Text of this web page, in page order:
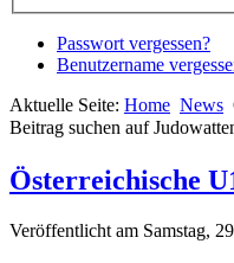
Passwort vergessen?
Benutzername
Aktuelle Seite: Home News
Beitrag suchen auf
Österreichische
Veröffentlicht am Samstag,